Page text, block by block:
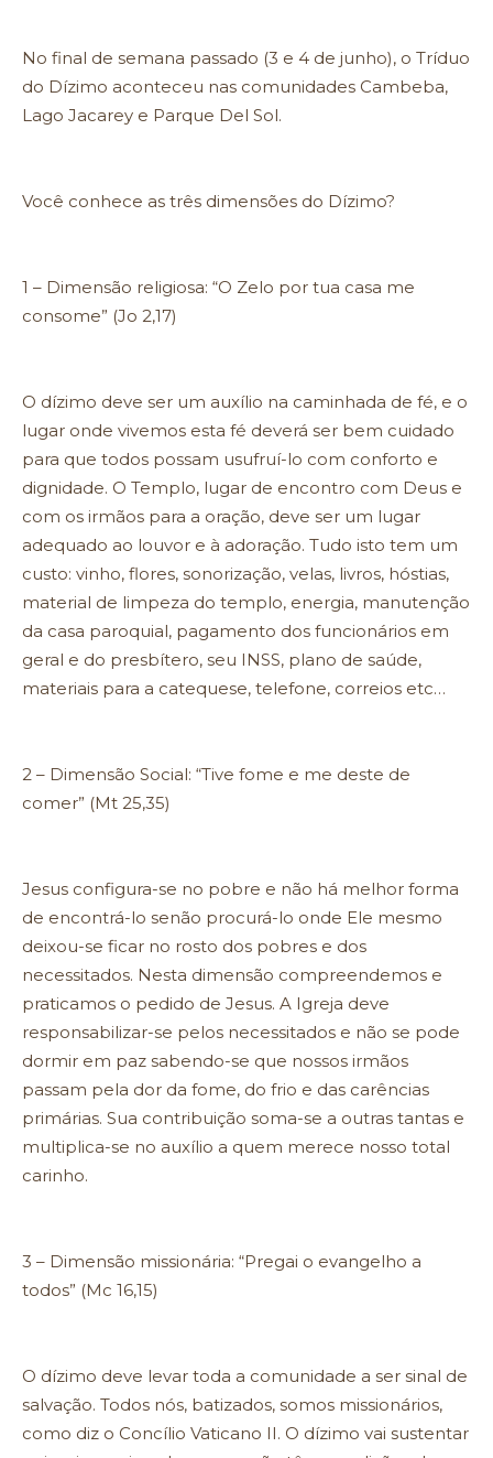
No final de semana passado (3 e 4 de junho), o Tríduo
do Dízimo aconteceu nas comunidades Cambeba,
Lago Jacarey e Parque Del Sol.
Você conhece as três dimensões do Dízimo?
1 – Dimensão religiosa: “O Zelo por tua casa me
consome” (Jo 2,17)
O dízimo deve ser um auxílio na caminhada de fé, e o
lugar onde vivemos esta fé deverá ser bem cuidado
para que todos possam usufruí-lo com conforto e
dignidade. O Templo, lugar de encontro com Deus e
com os irmãos para a oração, deve ser um lugar
adequado ao louvor e à adoração. Tudo isto tem um
custo: vinho, flores, sonorização, velas, livros, hóstias,
material de limpeza do templo, energia, manutenção
da casa paroquial, pagamento dos funcionários em
geral e do presbítero, seu INSS, plano de saúde,
materiais para a catequese, telefone, correios etc…
2 – Dimensão Social: “Tive fome e me deste de
comer” (Mt 25,35)
Jesus configura-se no pobre e não há melhor forma
de encontrá-lo senão procurá-lo onde Ele mesmo
deixou-se ficar no rosto dos pobres e dos
necessitados. Nesta dimensão compreendemos e
praticamos o pedido de Jesus. A Igreja deve
responsabilizar-se pelos necessitados e não se pode
dormir em paz sabendo-se que nossos irmãos
passam pela dor da fome, do frio e das carências
primárias. Sua contribuição soma-se a outras tantas e
multiplica-se no auxílio a quem merece nosso total
carinho.
3 – Dimensão missionária: “Pregai o evangelho a
todos” (Mc 16,15)
O dízimo deve levar toda a comunidade a ser sinal de
salvação. Todos nós, batizados, somos missionários,
como diz o Concílio Vaticano II. O dízimo vai sustentar